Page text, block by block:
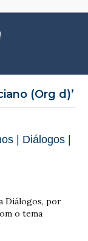
(Org d)’
| Diálogos |
Diálogos, por
o tema